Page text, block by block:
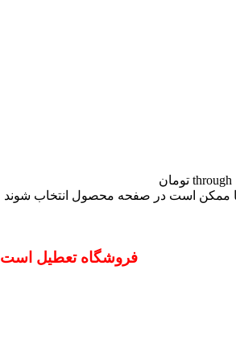
ها ممکن است در صفحه محصول انتخاب شوند
فروشگاه تعطیل است